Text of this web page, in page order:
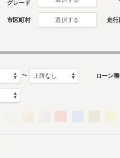
グレード
市区町村 選択する 走行
〜 ローン